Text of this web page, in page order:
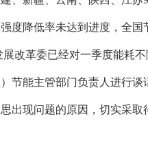
度降低率未达到进度，全国
展改革委已经对一季度能耗
节能主管部门负责人进行
出现问题的原因，切实采